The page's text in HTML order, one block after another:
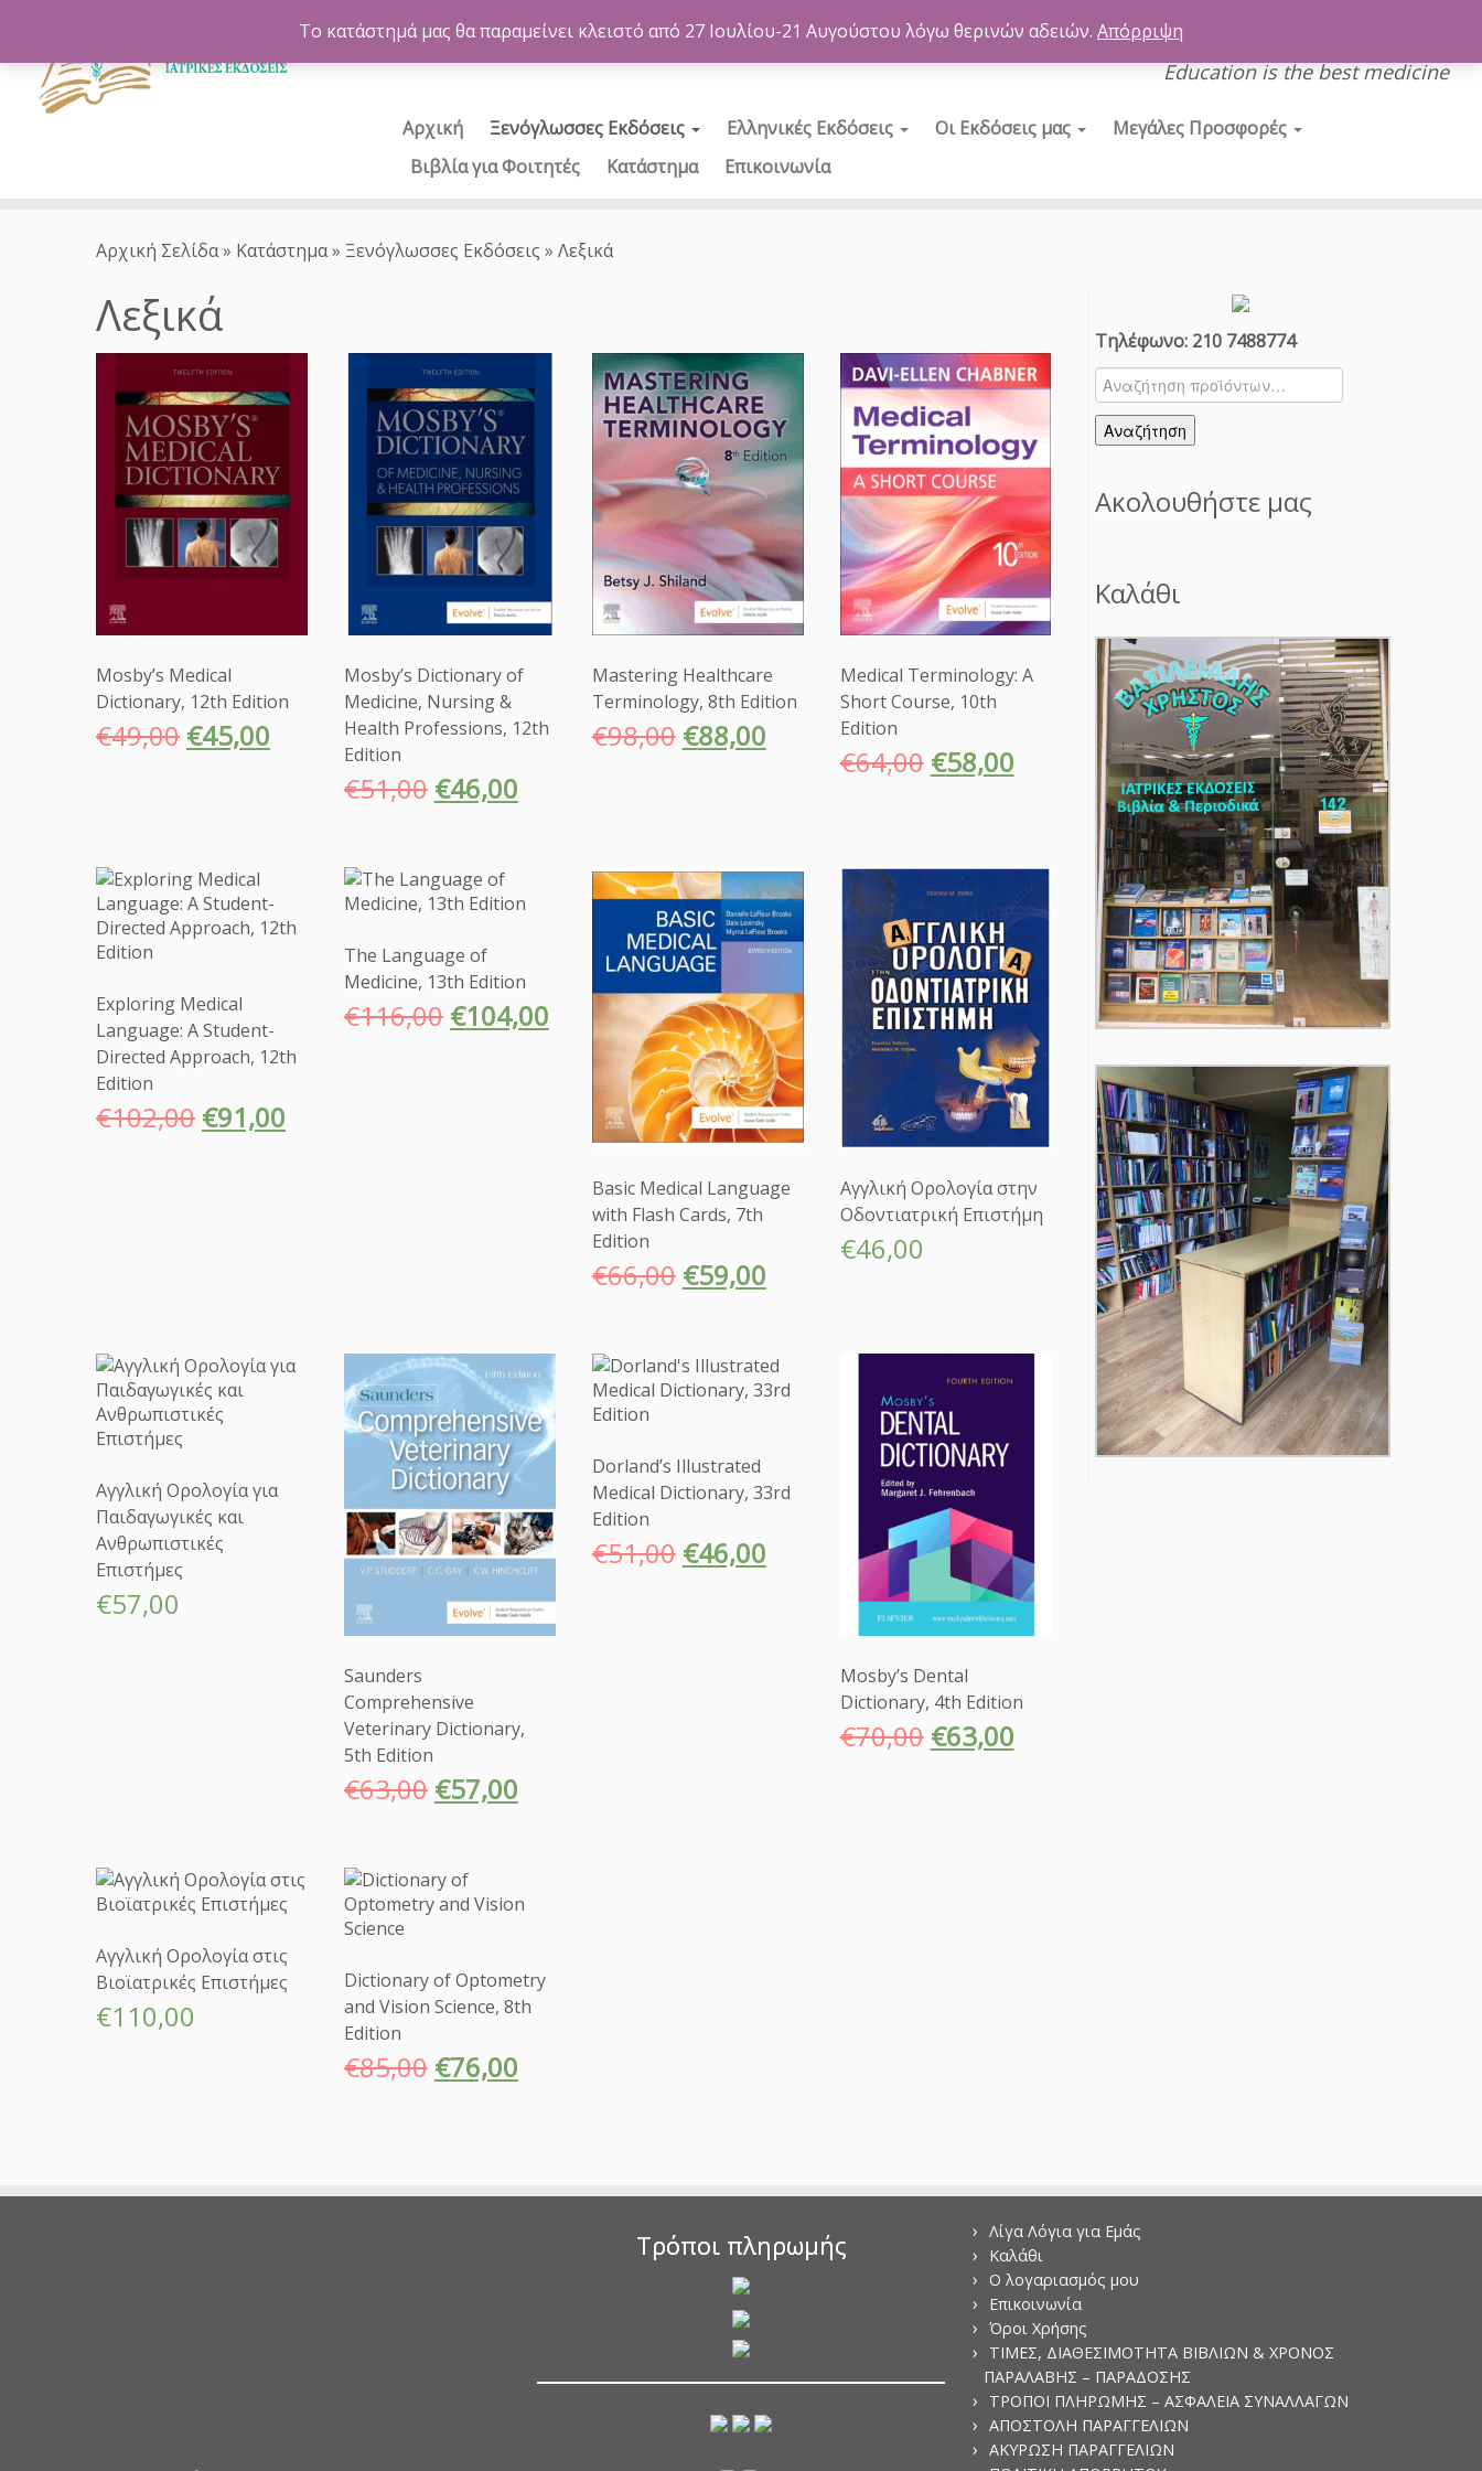
Education is the best medicine
Αρχική Ξενόγλωσσες Εκδόσεις Ελληνικές Εκδόσεις Οι Εκδόσεις μας
Μεγάλες Προσφορές
Βιβλία για Φοιτητές
Κατάστημα Επικοινωνία
Αρχική Σελίδα» Κατάστημα» Ξενόγλωσσες Εκδόσεις » Λεξικά
Λεξικά
Mosby’s Medical
Dictionary, 12th Edition
€49,00 €45,00
Mosby’s Dictionary of
Medicine, Nursing &
Health Professions, 12th
Edition
€51,00 €46,00
Mastering Healthcare
Terminology, 8th Edition
€98,00 €88,00
Medical Terminology: A
Short Course, 10th
Edition
€64,00 €58,00
Exploring Medical
Language: A Student-
Directed Approach, 12th
Edition
€102,00 €91,00
The Language of
Medicine, 13th Edition
€116,00 €104,00
Basic Medical Language
with Flash Cards, 7th
Edition
€66,00 €59,00
Αγγλική Ορολογία στην
Οδοντιατρική Επιστήμη
€46,00
Αγγλική Ορολογία για
Παιδαγωγικές και
Ανθρωπιστικές
Επιστήμες
€57,00
Saunders
Comprehensive
Veterinary Dictionary,
5th Edition
€63,00 €57,00
Dorland’s Illustrated
Medical Dictionary, 33rd
Edition
€51,00 €46,00
Mosby’s Dental
Dictionary, 4th Edition
€70,00 €63,00
Αγγλική Ορολογία στις
Βιοϊατρικές Επιστήμες
€110,00
Dictionary of Optometry
and Vision Science, 8th
Edition
€85,00 €76,00
Τηλέφωνο: 210 7488774
Αναζήτηση
για:
Αναζήτηση
Ακολουθήστε μας
Καλάθι
Τρόποι πληρωμής
Λίγα Λόγια για Εμάς
Καλάθι
Ο λογαριασμός μου
Επικοινωνία
Όροι Χρήσης
ΤΙΜΕΣ, ΔΙΑΘΕΣΙΜΟΤΗΤΑ ΒΙΒΛΙΩΝ & ΧΡΟΝΟΣ
ΠΑΡΑΛΑΒΗΣ – ΠΑΡΑΔΟΣΗΣ
ΤΡΟΠΟΙ ΠΛΗΡΩΜΗΣ – ΑΣΦΑΛΕΙΑ ΣΥΝΑΛΛΑΓΩΝ
ΑΠΟΣΤΟΛΗ ΠΑΡΑΓΓΕΛΙΩΝ
ΑΚΥΡΩΣΗ ΠΑΡΑΓΓΕΛΙΩΝ
Το κατάστημά μας θα παραμείνει κλειστό από 27 Ιουλίου-21 Αυγούστου λόγω θερινών αδειών. Απόρριψη